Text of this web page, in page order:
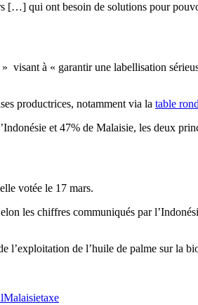
[…] qui ont besoin de solutions pour
à « garantir une labellisation
productrices, notamment via la table
et 47% de Malaisie, les deux
votée le 17 mars.
les chiffres communiqués par
de l’huile de palme sur la
Malaisietaxe